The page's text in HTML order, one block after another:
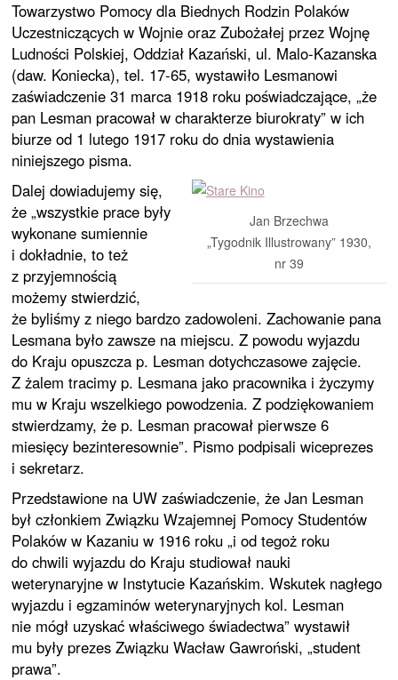
Towarzystwo Pomocy dla Biednych Rodzin Polaków
Uczestniczących w Wojnie oraz Zubożałej przez Wojnę
Ludności Polskiej, Oddział Kazański, ul. Malo-Kazanska
(daw. Koniecka), tel. 17-65, wystawiło Lesmanowi
zaświadczenie 31 marca 1918 roku poświadczające, „że
pan Lesman pracował w charakterze biurokraty” w ich
biurze od 1 lutego 1917 roku do dnia wystawienia
niniejszego pisma.
Jan Brzechwa
„Tygodnik Illustrowany” 1930,
nr 39
Dalej dowiadujemy się,
że „wszystkie prace były
wykonane sumiennie
i dokładnie, to też
z przyjemnością
możemy stwierdzić,
że byliśmy z niego bardzo zadowoleni. Zachowanie pana
Lesmana było zawsze na miejscu. Z powodu wyjazdu
do Kraju opuszcza p. Lesman dotychczasowe zajęcie.
Z żalem tracimy p. Lesmana jako pracownika i życzymy
mu w Kraju wszelkiego powodzenia. Z podziękowaniem
stwierdzamy, że p. Lesman pracował pierwsze 6
miesięcy bezinteresownie”. Pismo podpisali wiceprezes
i sekretarz.
Przedstawione na UW zaświadczenie, że Jan Lesman
był członkiem Związku Wzajemnej Pomocy Studentów
Polaków w Kazaniu w 1916 roku „i od tegoż roku
do chwili wyjazdu do Kraju studiował nauki
weterynaryjne w Instytucie Kazańskim. Wskutek nagłego
wyjazdu i egzaminów weterynaryjnych kol. Lesman
nie mógł uzyskać właściwego świadectwa” wystawił
mu były prezes Związku Wacław Gawroński, „student
prawa”.